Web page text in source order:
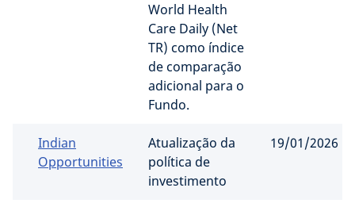
World Health
Care Daily (Net
TR) como índice
de comparação
adicional para o
Fundo.
Indian
Opportunities
Atualização da
política de
investimento
19/01/2026